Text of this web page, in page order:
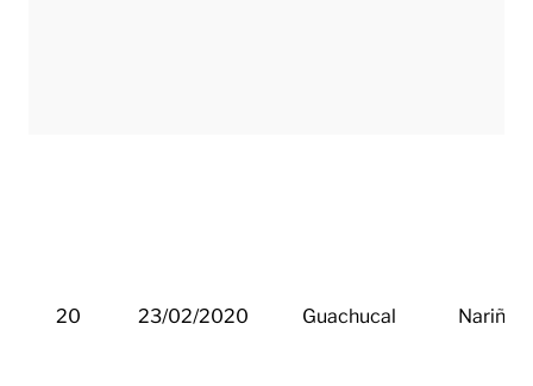
20 23/02/2020 Guachucal Nariño